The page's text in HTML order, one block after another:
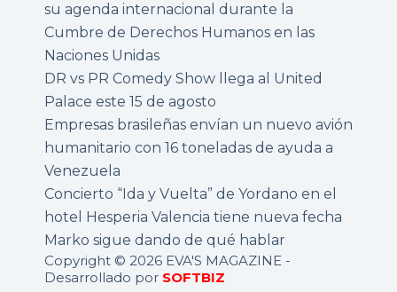
su agenda internacional durante la
Cumbre de Derechos Humanos en las
Naciones Unidas
DR vs PR Comedy Show llega al United
Palace este 15 de agosto
Empresas brasileñas envían un nuevo avión
humanitario con 16 toneladas de ayuda a
Venezuela
Concierto “Ida y Vuelta” de Yordano en el
hotel Hesperia Valencia tiene nueva fecha
Marko sigue dando de qué hablar
Copyright © 2026 EVA'S MAGAZINE -
Desarrollado por SOFTBIZ